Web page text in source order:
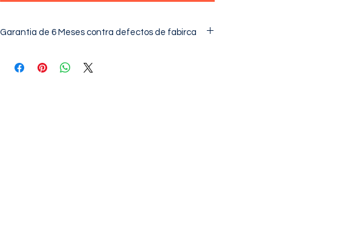
Garantia de 6 Meses contra defectos de fabirca